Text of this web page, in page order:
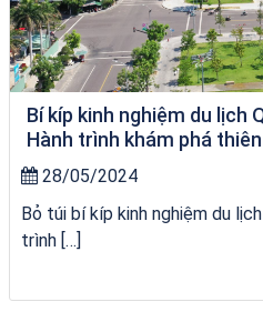
Bí kíp kinh nghiệm du lịch
Hành trình khám phá
28/05/2024
Bỏ túi bí kíp kinh nghiệm du
trình […]